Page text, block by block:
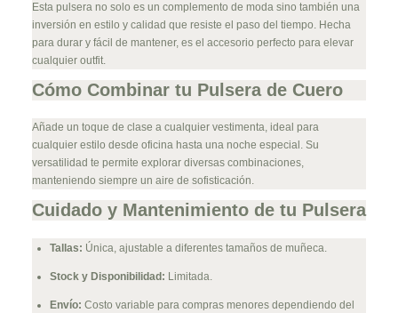
Esta pulsera no solo es un complemento de moda sino también una
inversión en estilo y calidad que resiste el paso del tiempo. Hecha
para durar y fácil de mantener, es el accesorio perfecto para elevar
cualquier outfit.
Cómo Combinar tu Pulsera de Cuero
Añade un toque de clase a cualquier vestimenta, ideal para
cualquier estilo desde oficina hasta una noche especial. Su
versatilidad te permite explorar diversas combinaciones,
manteniendo siempre un aire de sofisticación.
Cuidado y Mantenimiento de tu Pulsera
Tallas: Única, ajustable a diferentes tamaños de muñeca.
Stock y Disponibilidad: Limitada.
Envío: Costo variable para compras menores dependiendo del